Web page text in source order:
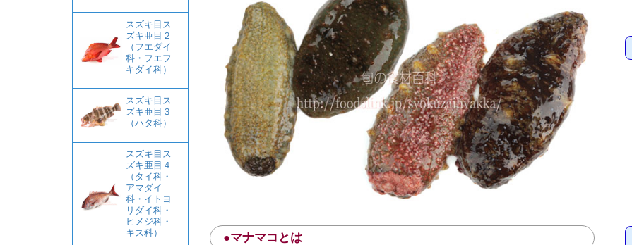
●マナマコとは
スズキ目ス
ズキ亜目２
（フエダイ
科・フエフ
キダイ科）
スズキ目ス
ズキ亜目３
（ハタ科）
スズキ目ス
ズキ亜目４
（タイ科・
アマダイ
科・イトヨ
リダイ科・
ヒメジ科・
キス科）